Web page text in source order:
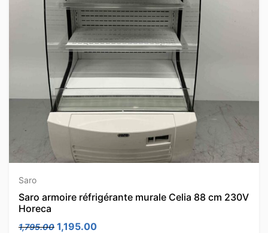
Saro
Saro armoire réfrigérante murale Celia 88 cm 230V
Horeca
1,795.00 Le prix initial était : 1,795.00.
1,195.00Le prix actuel est : 1,195.00.